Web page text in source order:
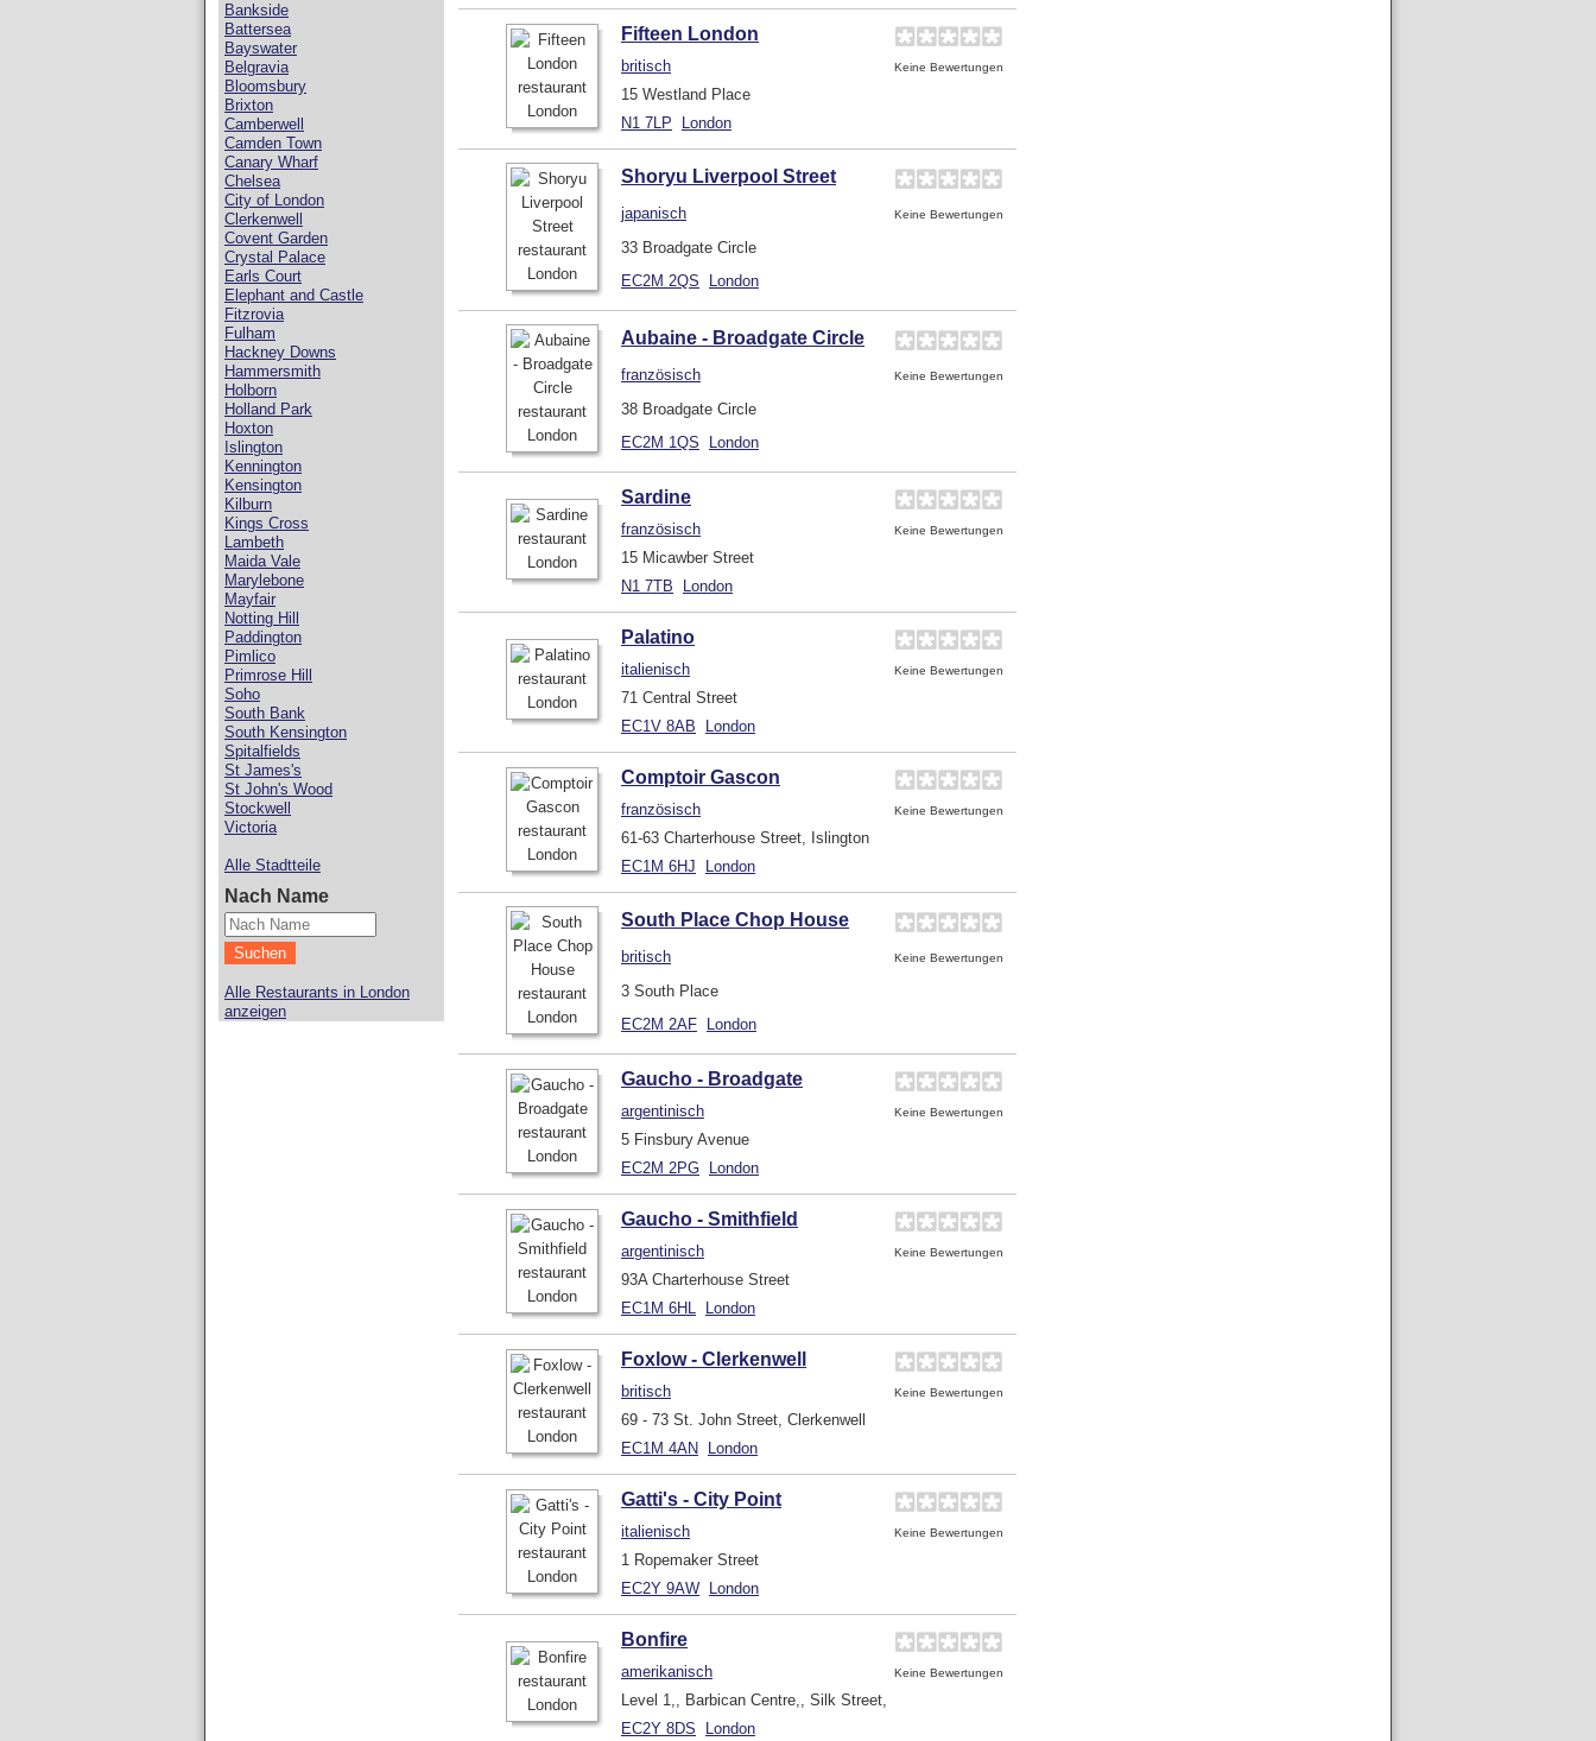
Fifteen London
britisch Keine Bewertungen
15 Westland Place
N1 7LP
London
Shoryu Liverpool Street
japanisch Keine Bewertungen
33 Broadgate Circle
EC2M 2QS
London
Aubaine - Broadgate Circle
französisch Keine Bewertungen
38 Broadgate Circle
EC2M 1QS
London
Sardine
französisch Keine Bewertungen
15 Micawber Street
N1 7TB
London
Palatino
italienisch Keine Bewertungen
71 Central Street
EC1V 8AB
London
Comptoir Gascon
französisch Keine Bewertungen
61-63 Charterhouse Street, Islington
EC1M 6HJ
London
South Place Chop House
britisch Keine Bewertungen
3 South Place
EC2M 2AF
London
Gaucho - Broadgate
argentinisch Keine Bewertungen
5 Finsbury Avenue
EC2M 2PG
London
Gaucho - Smithfield
argentinisch Keine Bewertungen
93A Charterhouse Street
EC1M 6HL
London
Foxlow - Clerkenwell
britisch Keine Bewertungen
69 - 73 St. John Street, Clerkenwell
EC1M 4AN
London
Gatti's - City Point
italienisch Keine Bewertungen
1 Ropemaker Street
EC2Y 9AW
London
Bonfire
amerikanisch Keine Bewertungen
Level 1,, Barbican Centre,, Silk Street,
EC2Y 8DS
London
Bankside
Battersea
Bayswater
Belgravia
Bloomsbury
Brixton
Camberwell
Camden Town
Canary Wharf
Chelsea
City of London
Clerkenwell
Covent Garden
Crystal Palace
Earls Court
Elephant and Castle
Fitzrovia
Fulham
Hackney Downs
Hammersmith
Holborn
Holland Park
Hoxton
Islington
Kennington
Kensington
Kilburn
Kings Cross
Lambeth
Maida Vale
Marylebone
Mayfair
Notting Hill
Paddington
Pimlico
Primrose Hill
Soho
South Bank
South Kensington
Spitalfields
St James's
St John's Wood
Stockwell
Victoria
Alle Stadtteile
Nach Name
Alle Restaurants in London
anzeigen